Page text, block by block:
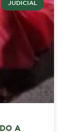
JUDICIAL
A